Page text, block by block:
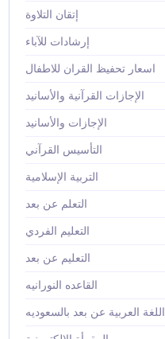
إتقان التلاوة
إرشادات للآباء
اسعار تحفيظ القران للاطفال
الإجازات القرآنية والأسانيد
الإجازات والأسانيد
التأسيس القرآني
التربية الإسلامية
التعلم عن بعد
التعليم الفردي
التعليم عن بعد
القاعده النورانيه
اللغة العربية عن بعد بالسعوديه